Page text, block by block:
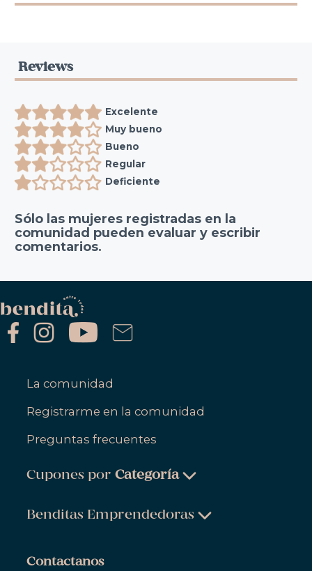
Reviews
Excelente
Muy bueno
Bueno
Regular
Deficiente
Sólo las mujeres registradas en la
comunidad pueden evaluar y escribir
comentarios.
La comunidad
Registrarme en la comunidad
Preguntas frecuentes
Cupones porCategoría
Belleza & Cuidado Personal
Salud & Bienestar
Benditas Emprendedoras
Contactanos